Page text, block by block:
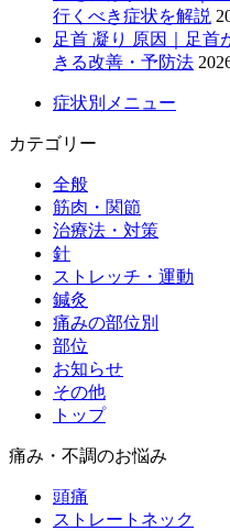
行くべき症状を解説
足首 凝り 原因｜足首
きる改善・予防法
症状別メニュー
カテゴリー
全般
筋肉・関節
治療法・対策
針
ストレッチ・運動
鍼灸
痛みの部位別
部位
お知らせ
その他
トップ
痛み・不調のお悩み
頭痛
ストレートネック